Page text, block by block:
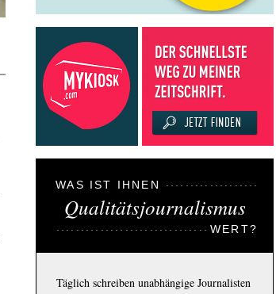
WAS IST IHNEN
Qualitätsjournalismus
WERT?
Täglich schreiben unabhängige Journalisten